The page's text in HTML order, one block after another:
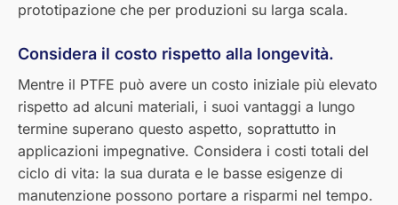
prototipazione che per produzioni su larga scala.
Considera il costo rispetto alla longevità.
Mentre il PTFE può avere un costo iniziale più elevato
rispetto ad alcuni materiali, i suoi vantaggi a lungo
termine superano questo aspetto, soprattutto in
applicazioni impegnative. Considera i costi totali del
ciclo di vita: la sua durata e le basse esigenze di
manutenzione possono portare a risparmi nel tempo.